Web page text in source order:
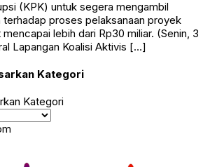
(KPK) untuk segera mengambil
terhadap proses pelaksanaan proyek
lebih dari Rp30 miliar. (Senin, 3
Lapangan Koalisi Aktivis […]
Kategori
Kategori